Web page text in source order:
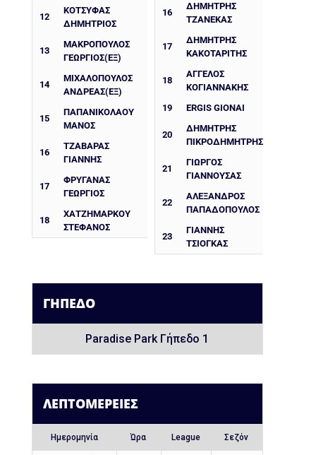
12
ΚΟΤΣΥΦΑΣ
ΔΗΜΗΤΡΙΟΣ
13
ΜΑΚΡΟΠΟΥΛΟΣ
ΓΕΩΡΓΙΟΣ(ΕΞ)
14
ΜΙΧΑΛΟΠΟΥΛΟΣ
ΑΝΔΡΕΑΣ(ΕΞ)
15
ΠΑΠΑΝΙΚΟΛΑΟΥ
ΜΑΝΟΣ
16
ΤΖΑΒΑΡΑΣ
ΓΙΑΝΝΗΣ
17
ΦΡΥΓΑΝΑΣ
ΓΕΩΡΓΙΟΣ
18
ΧΑΤΖΗΜΑΡΚΟΥ
ΣΤΕΦΑΝΟΣ
16
ΔΗΜΉΤΡΗΣ
ΤΖΑΝΈΚΑΣ
17
ΔΗΜΉΤΡΗΣ
ΚΑΚΟΤΑΡΊΤΗΣ
18
ΆΓΓΕΛΟΣ
ΚΟΓΙΑΝΝΆΚΗΣ
19
ERGIS GIONAI
20
ΔΗΜΉΤΡΗΣ
ΠΙΚΡΟΔΗΜΉΤΡΗΣ
21
ΓΙΏΡΓΟΣ
ΓΙΑΝΝΟΥΣΆΣ
22
ΑΛΈΞΑΝΔΡΟΣ
ΠΑΠΑΔΌΠΟΥΛΟΣ
23
ΓΙΆΝΝΗΣ
ΤΣΙΌΓΚΑΣ
ΓΉΠΕΔΟ
Paradise Park Γήπεδο 1
ΛΕΠΤΟΜΈΡΕΙΕΣ
Ημερομηνία Ώρα League Σεζόν